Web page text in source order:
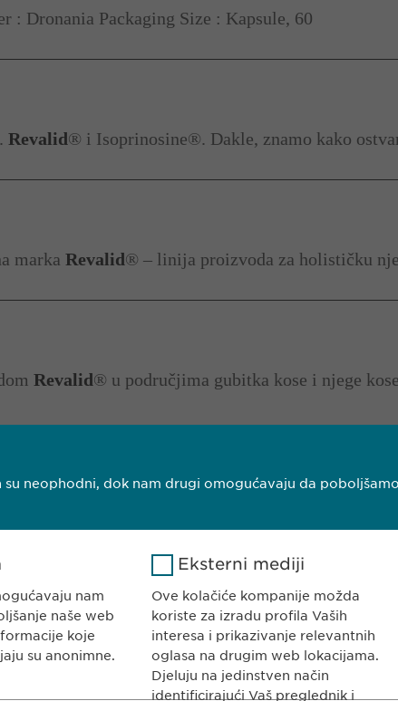
: Dronania Packaging Size : Kapsule, 60
Revalid® i Isoprinosine®. Dakle, znamo kako
marka Revalid® – linija proizvoda za holističku
Revalid® u područjima gubitka kose i njege
KONTAKT
Tel. +387 33 592
E-Mail:info@
neophodni, dok nam drugi omogućavaju da
nam
naše web
koje
su anonimne.
Eksterni mediji
Ove kolačiće kompanije možda
koriste za izradu profila Vaših
interesa i prikazivanje relevantnih
oglasa na drugim web lokacijama.
Djeluju na jedinstven način
identificirajući Vaš preglednik i